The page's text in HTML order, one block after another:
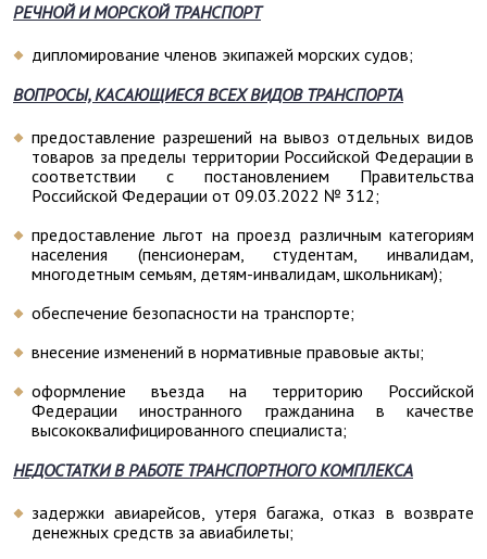
РЕЧНОЙ И МОРСКОЙ ТРАНСПОРТ
дипломирование членов экипажей морских судов;
ВОПРОСЫ, КАСАЮЩИЕСЯ ВСЕХ ВИДОВ ТРАНСПОРТА
предоставление разрешений на вывоз отдельных видов
товаров за пределы территории Российской Федерации в
соответствии с постановлением Правительства
Российской Федерации от 09.03.2022 № 312;
предоставление льгот на проезд различным категориям
населения (пенсионерам, студентам, инвалидам,
многодетным семьям, детям-инвалидам, школьникам);
обеспечение безопасности на транспорте;
внесение изменений в нормативные правовые акты;
оформление въезда на территорию Российской
Федерации иностранного гражданина в качестве
высококвалифицированного специалиста;
НЕДОСТАТКИ В РАБОТЕ ТРАНСПОРТНОГО КОМПЛЕКСА
задержки авиарейсов, утеря багажа, отказ в возврате
денежных средств за авиабилеты;